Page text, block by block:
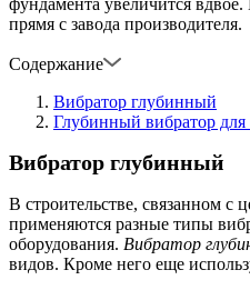
прямя с завода производителя.
Содержание
Вибратор глубинный
Глубинный вибратор для
Вибратор глубинный
В строительстве, связанном с
применяются разные типы
оборудования. Вибратор
видов. Кроме него еще